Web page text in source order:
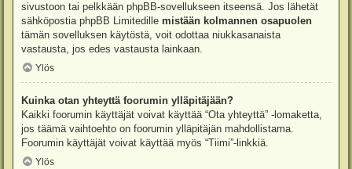
sivustoon tai pelkkään phpBB-sovellukseen itseensä. Jos lähetät
sähköpostia phpBB Limitedille mistään kolmannen osapuolen
tämän sovelluksen käytöstä, voit odottaa niukkasanaista
vastausta, jos edes vastausta lainkaan.
Ylös
Kuinka otan yhteyttä foorumin ylläpitäjään?
Kaikki foorumin käyttäjät voivat käyttää “Ota yhteyttä” -lomaketta,
jos täämä vaihtoehto on foorumin ylläpitäjän mahdollistama.
Foorumin käyttäjät voivat käyttää myös “Tiimi”-linkkiä.
Ylös